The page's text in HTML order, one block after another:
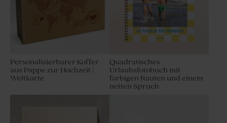
Personalisierbarer Koffer
aus Pappe zur Hochzeit |
Weltkarte
Quadratisches
Urlaubsfotobuch mit
farbigen Rauten und einem
netten Spruch